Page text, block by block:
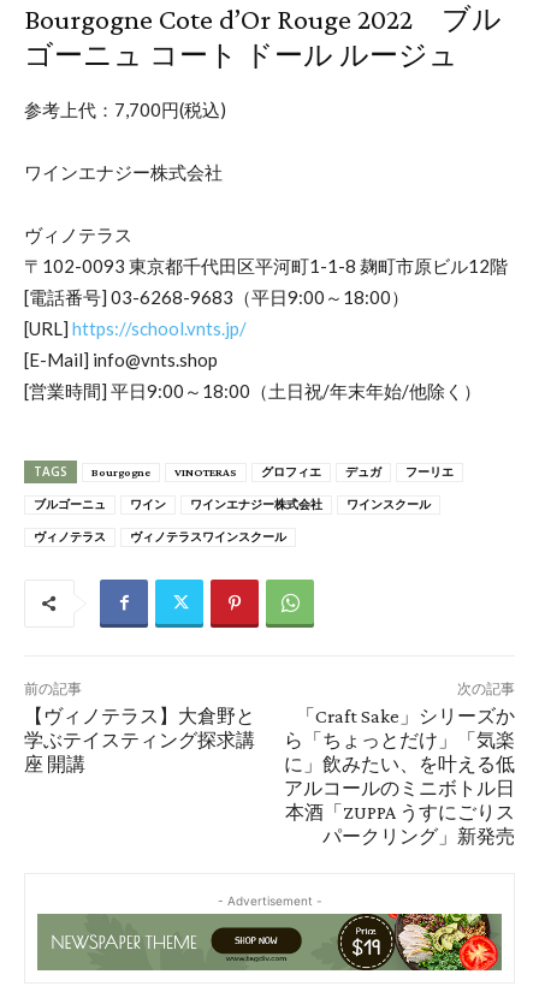
Bourgogne Cote d’Or Rouge 2022 ブル
ゴーニュ コート ドール ルージュ
参考上代：7,700円(税込)
ワインエナジー株式会社
ヴィノテラス
〒102-0093 東京都千代田区平河町1-1-8 麹町市原ビル12階
[電話番号] 03-6268-9683（平日9:00～18:00）
[URL] https://school.vnts.jp/
[E-Mail] info@vnts.shop
[営業時間] 平日9:00～18:00（土日祝/年末年始/他除く）
TAGS Bourgogne VINOTERAS グロフィエ デュガ フーリエ
ブルゴーニュ ワイン ワインエナジー株式会社 ワインスクール
ヴィノテラス ヴィノテラスワインスクール
前の記事
【ヴィノテラス】大倉野と
学ぶテイスティング探求講
座 開講
次の記事
「Craft Sake」シリーズか
ら「ちょっとだけ」「気楽
に」飲みたい、を叶える低
アルコールのミニボトル日
本酒「ZUPPA うすにごりス
パークリング」新発売
- Advertisement -